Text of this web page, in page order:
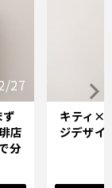
キティ×バナナミ
ジデザインが示す